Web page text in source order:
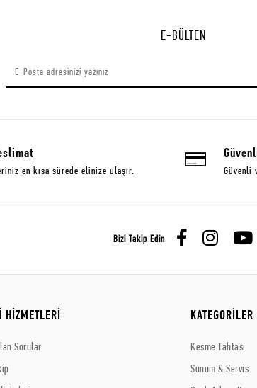
E-BÜLTEN
en kısa sürede elinize ulaşır. Güvenli
Bizi Takip Edin
HİZMETLERİ
Sorular
KATEGORİLER
Kesme Tahtası
Sunum & Servis